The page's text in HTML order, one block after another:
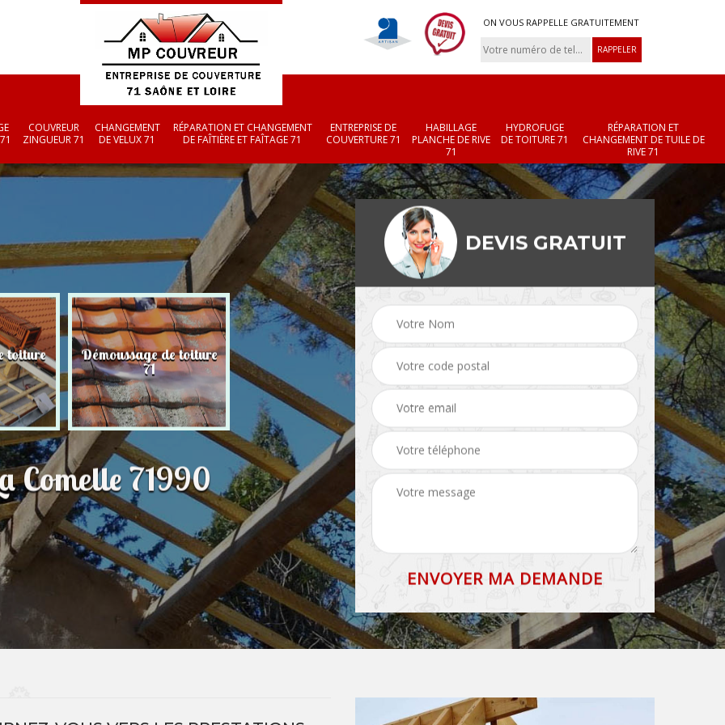
ON VOUS RAPPELLE GRATUITEMENT
COUVREUR
ZINGUEUR 71
CHANGEMENT
DE VELUX 71
RÉPARATION ET CHANGEMENT
DE FAÎTIÈRE ET FAÎTAGE 71
ENTREPRISE DE
COUVERTURE 71
HABILLAGE
PLANCHE DE RIVE
71
HYDROFUGE
DE TOITURE 71
RÉPARATION ET
CHANGEMENT DE TUILE DE
RIVE 71
toiture Démoussage de toiture
71 Couvreur zingueur 71 71
Réparation et
changement de
et faîtage 71
Comelle 71990
DEVIS GRATUIT